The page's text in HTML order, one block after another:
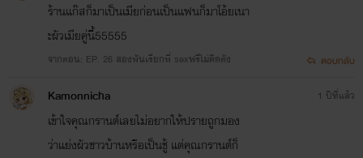
ร้านแก๊สก็มาเป็นเมียก่อนเป็นแฟนก็มาโอ้ยเนา
ะผัวเมียคู่นี้55555
จากตอน: EP. 26 สองพันเรียกพี่ sexฟรีไม่คิดตัง ตอบกลับ
Kamonnicha
เข้าใจคุณกรานต์เลยไม่อยากให้ปรายถูกมอง
ว่าแย่งผัวชาวบ้านหรือเป็นชู้ แต่คุณกรานต์ก็
1 ปีที่แล้ว